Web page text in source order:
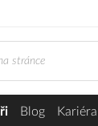
Blog Kariéra